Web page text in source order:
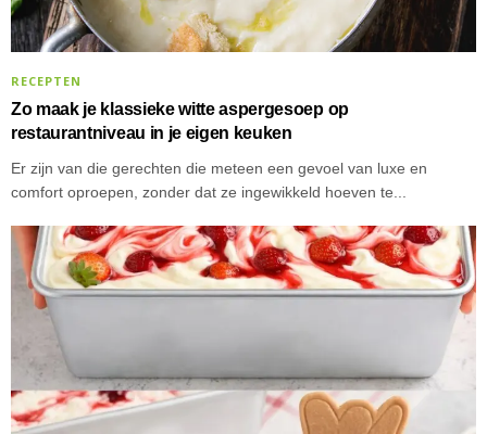
RECEPTEN
Zo maak je klassieke witte aspergesoep op
restaurantniveau in je eigen keuken
Er zijn van die gerechten die meteen een gevoel van luxe en
comfort oproepen, zonder dat ze ingewikkeld hoeven te...